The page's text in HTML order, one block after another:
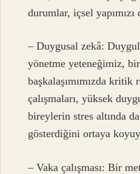
durumlar, içsel yapımızı
– Duygusal zekâ:
yönetme yeteneğimiz,
başkalaşımımızda kritik
çalışmaları, yüksek
bireylerin stres altında
gösterdiğini ortaya
– Vaka çalışması: Bir